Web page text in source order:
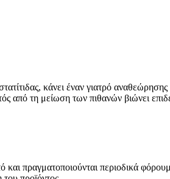
κάνει έναν γιατρό
από τη μείωση των πιθανών βιώνει
πραγματοποιούνται περιοδικά